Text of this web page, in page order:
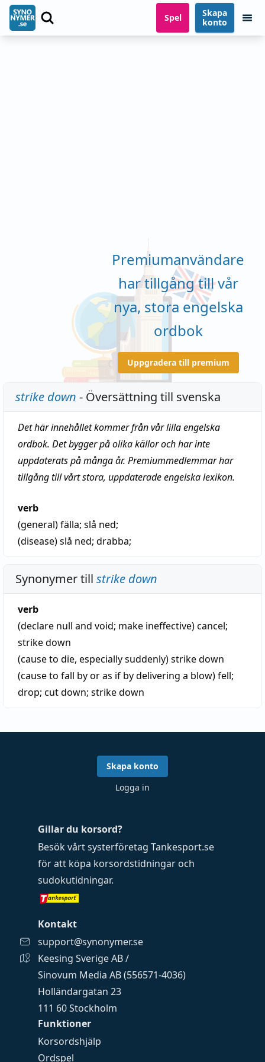
Spel
Skapa
konto
Premiumanvändare
har tillgång till vår
nya, stora engelska
ordbok
Uppgradera till premium
strike down - Översättning till svenska
Det här innehållet kommer från vår lilla engelska
ordbok. Det bygger på olika källor och har inte
uppdaterats på många år. Premiummedlemmar har
tillgång till vårt stora, uppdaterade engelska lexikon.
verb
(general)fälla; slå ned;
(disease)slå ned; drabba;
Synonymer till strike down
verb
(declare null and void; make ineffective)cancel;
strike down
(cause to die, especially suddenly)strike down
(cause to fall by or as if by delivering a blow)fell;
drop; cut down; strike down
Funktioner
Korsordshjälp
Ordspel
Gillar du korsord?
Besök vårt systerföretag Tankesport.se
för att köpa korsordstidningar och
sudokutidningar.
Kontakt
support@synonymer.se
Keesing Sverige AB /
Sinovum Media AB (556571-4036)
Holländargatan 23
111 60 Stockholm
Skapa konto
Logga in